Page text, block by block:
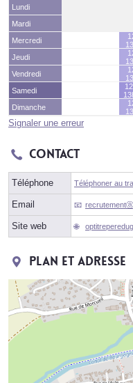
Lundi
Mardi
Mercredi
Jeudi
Vendredi
Samedi
Dimanche
Signaler une erreur
Contact
Téléphone Téléphoner au
Email
Site web
Plan et adresse